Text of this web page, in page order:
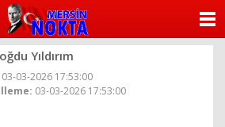
Yıldırım
03-03-2026 17:53:00
03-03-2026 17:53:00YAZARLAR